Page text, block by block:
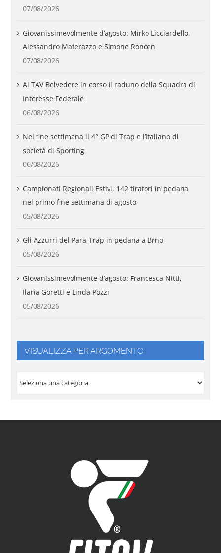
07/08/2026
Giovanissimevolmente d’agosto: Mirko Licciardello,
Alessandro Materazzo e Simone Roncen
07/08/2026
Al TAV Belvedere in corso il raduno della Squadra di
Interesse Federale
06/08/2026
Nel fine settimana il 4° GP di Trap e l’Italiano di
società di Sporting
06/08/2026
Campionati Regionali Estivi, 142 tiratori in pedana
nel primo fine settimana di agosto
05/08/2026
Gli Azzurri del Para-Trap in pedana a Brno
05/08/2026
Giovanissimevolmente d’agosto: Francesca Nitti,
Ilaria Goretti e Linda Pozzi
05/08/2026
VISUALIZZA PER ARGOMENTO